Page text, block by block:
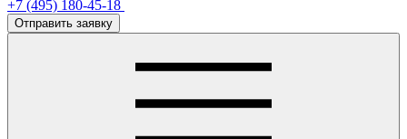
+7 (495) 180-45-18
Отправить заявку